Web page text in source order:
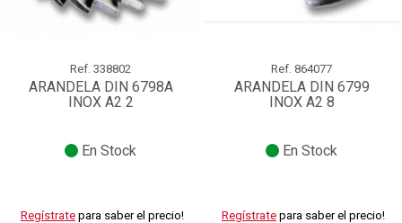
Ref. 338802
ARANDELA DIN 6798A
INOX A2 2
En Stock
Regístrate para saber el precio!
Ref. 864077
ARANDELA DIN 6799
INOX A2 8
En Stock
Regístrate para saber el precio!